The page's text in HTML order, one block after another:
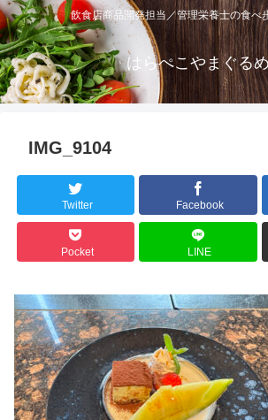
飲食店商品開発担当／管理栄養士の食べ
はらぺこやまぐるめ
IMG_9104
Twitter Facebook
Pocket LINE